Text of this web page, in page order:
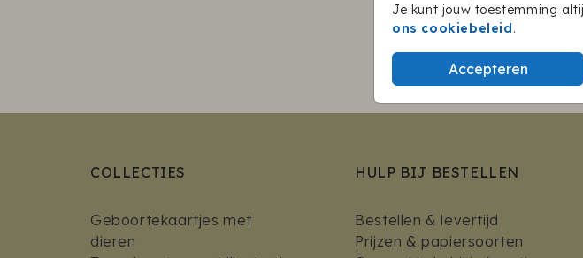
Je kunt jouw toestemming
ons cookiebeleid.
AccepterenBESTEL
COLLECTIES
Geboortekaartjes met
dieren
HULP BIJ BESTELLEN
Bestellen & levertijd
Prijzen & papiersoorten